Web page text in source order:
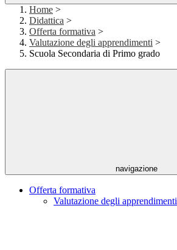
Home >
Didattica >
Offerta formativa >
Valutazione degli apprendimenti >
Scuola Secondaria di Primo grado
navigazione
Offerta formativa
Valutazione degli apprendimenti